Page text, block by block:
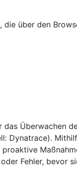
über den
Überwachen
Dynatrace).
Fehler, bevor